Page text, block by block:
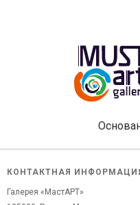
КОНТАКТНАЯ
Галерея «МастАРТ»